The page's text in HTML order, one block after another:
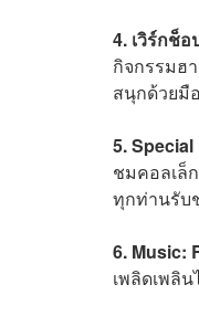
4. เวิร์กช็อ
กิจกรรมฮ
สนุกด้วยมื
5.
ชมคอลเล็
ทุกท่านรับ
6. Music:
เพลิดเพลิ